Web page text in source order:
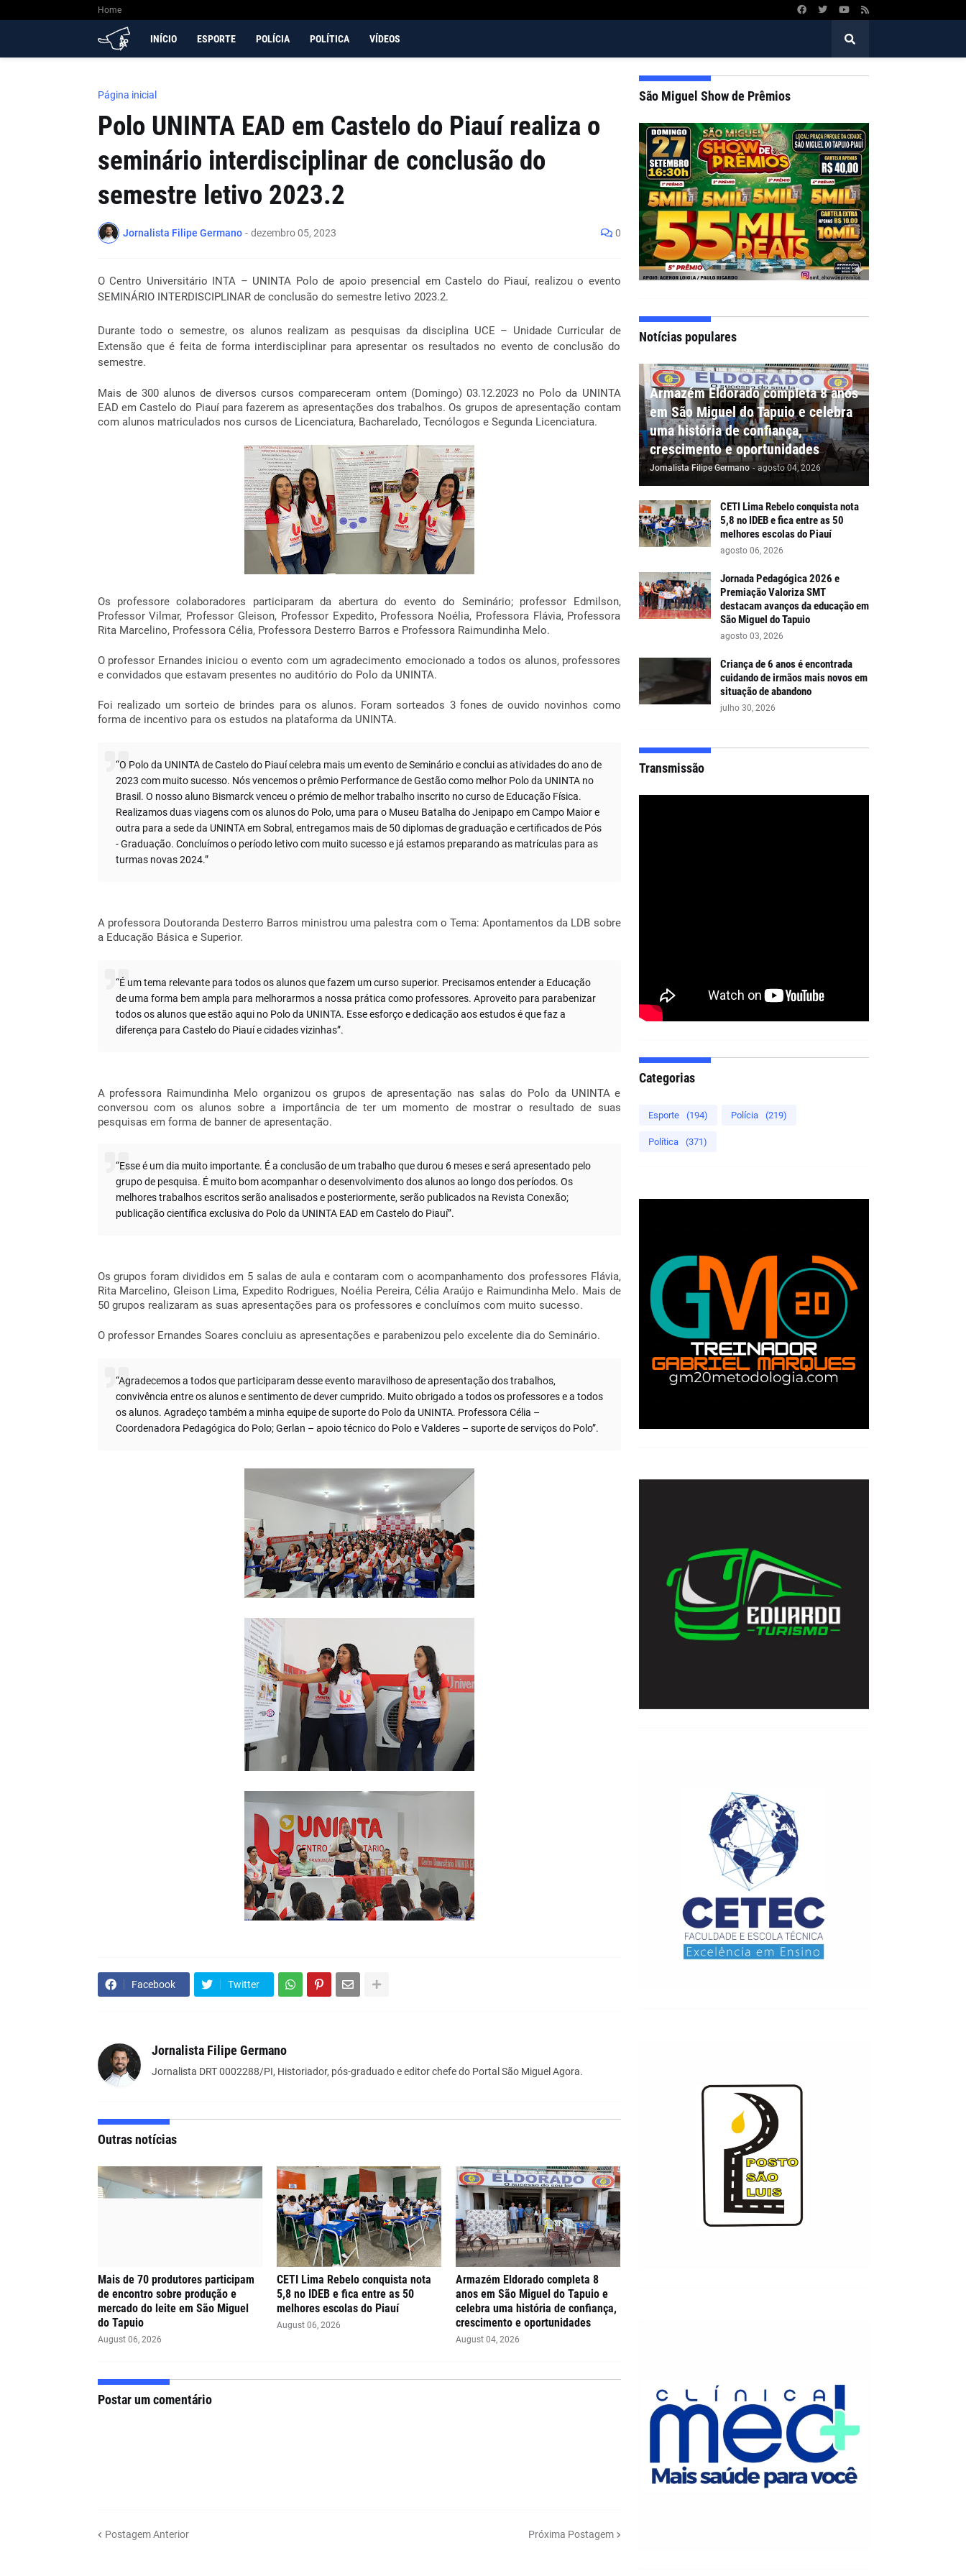
Home
INÍCIO ESPORTE POLÍCIA POLÍTICA VÍDEOS
Página inicial
Polo UNINTA EAD em Castelo do Piauí realiza o
seminário interdisciplinar de conclusão do
semestre letivo 2023.2
Jornalista Filipe Germano - dezembro 05, 2023 0
O Centro Universitário INTA – UNINTA Polo de apoio presencial em Castelo do Piauí, realizou o evento
SEMINÁRIO INTERDISCIPLINAR de conclusão do semestre letivo 2023.2.
Durante todo o semestre, os alunos realizam as pesquisas da disciplina UCE – Unidade Curricular de
Extensão que é feita de forma interdisciplinar para apresentar os resultados no evento de conclusão do
semestre.
Mais de 300 alunos de diversos cursos compareceram ontem (Domingo) 03.12.2023 no Polo da UNINTA
EAD em Castelo do Piauí para fazerem as apresentações dos trabalhos.Os grupos de apresentação contam
com alunos matriculados nos cursos de Licenciatura, Bacharelado, Tecnólogos e Segunda Licenciatura.
Os professore colaboradores participaram da abertura do evento do Seminário; professor Edmilson,
Professor Vilmar, Professor Gleison, Professor Expedito, Professora Noélia, Professora Flávia, Professora
Rita Marcelino, Professora Célia, Professora Desterro Barros e Professora Raimundinha Melo.
O professor Ernandes iniciou o evento com um agradecimento emocionado a todos os alunos, professores
e convidados que estavam presentes no auditório do Polo da UNINTA.
Foi realizado um sorteio de brindes para os alunos. Foram sorteados 3 fones de ouvido novinhos como
forma de incentivo para os estudos na plataforma da UNINTA.
“O Polo da UNINTA de Castelo do Piauí celebra mais um evento de Seminário e conclui as atividades do ano de
2023 com muito sucesso. Nós vencemos o prêmio Performance de Gestão como melhor Polo da UNINTA no
Brasil. O nosso aluno Bismarck venceu o prémio de melhor trabalho inscrito no curso de Educação Física.
Realizamos duas viagens com os alunos do Polo, uma para o Museu Batalha do Jenipapo em Campo Maior e
outra para a sede da UNINTA em Sobral, entregamos mais de 50 diplomas de graduação e certificados de Pós
- Graduação. Concluímos o período letivo com muito sucesso e já estamos preparando as matrículas para as
turmas novas 2024.”
A professora Doutoranda Desterro Barros ministrou uma palestra com o Tema: Apontamentos da LDB sobre
a Educação Básica e Superior.
“É um tema relevante para todos os alunos que fazem um curso superior. Precisamos entender a Educação
de uma forma bem ampla para melhorarmos a nossa prática como professores. Aproveito para parabenizar
todos os alunos que estão aqui no Polo da UNINTA. Esse esforço e dedicação aos estudos é que faz a
diferença para Castelo do Piauí e cidades vizinhas”.
A professora Raimundinha Melo organizou os grupos de apresentação nas salas do Polo da UNINTA e
conversou com os alunos sobre a importância de ter um momento de mostrar o resultado de suas
pesquisas em forma de banner de apresentação.
“Esse é um dia muito importante. É a conclusão de um trabalho que durou 6 meses e será apresentado pelo
grupo de pesquisa. É muito bom acompanhar o desenvolvimento dos alunos ao longo dos períodos. Os
melhores trabalhos escritos serão analisados e posteriormente, serão publicados na Revista Conexão;
publicação científica exclusiva do Polo da UNINTA EAD em Castelo do Piauí”.
Os grupos foram divididos em 5 salas de aula e contaram com o acompanhamento dos professores Flávia,
Rita Marcelino, Gleison Lima, Expedito Rodrigues, Noélia Pereira, Célia Araújo e Raimundinha Melo. Mais de
50 grupos realizaram as suas apresentações para os professores e concluímos com muito sucesso.
O professor Ernandes Soares concluiu as apresentações e parabenizou pelo excelente dia do Seminário.
“Agradecemos a todos que participaram desse evento maravilhoso de apresentação dos trabalhos,
convivência entre os alunos e sentimento de dever cumprido. Muito obrigado a todos os professores e a todos
os alunos. Agradeço também a minha equipe de suporte do Polo da UNINTA. Professora Célia –
Coordenadora Pedagógica do Polo; Gerlan – apoio técnico do Polo e Valderes – suporte de serviços do Polo”.
Facebook Twitter
Jornalista Filipe Germano
Jornalista DRT 0002288/PI, Historiador, pós-graduado e editor chefe do Portal São Miguel Agora.
Outras notícias
Mais de 70 produtores participam
de encontro sobre produção e
mercado do leite em São Miguel
do Tapuio
August 06, 2026
CETI Lima Rebelo conquista nota
5,8 no IDEB e fica entre as 50
melhores escolas do Piauí
August 06, 2026
Armazém Eldorado completa 8
anos em São Miguel do Tapuio e
celebra uma história de confiança,
crescimento e oportunidades
August 04, 2026
Postar um comentário
Postagem Anterior Próxima Postagem
São Miguel Show de Prêmios
Notícias populares
Armazém Eldorado completa 8 anos
em São Miguel do Tapuio e celebra
uma história de confiança,
crescimento e oportunidades
Jornalista Filipe Germano - agosto 04, 2026
CETI Lima Rebelo conquista nota
5,8 no IDEB e fica entre as 50
melhores escolas do Piauí
agosto 06, 2026
Jornada Pedagógica 2026 e
Premiação Valoriza SMT
destacam avanços da educação em
São Miguel do Tapuio
agosto 03, 2026
Criança de 6 anos é encontrada
cuidando de irmãos mais novos em
situação de abandono
julho 30, 2026
Transmissão
Categorias
Esporte (194) Polícia (219)
Política (371)